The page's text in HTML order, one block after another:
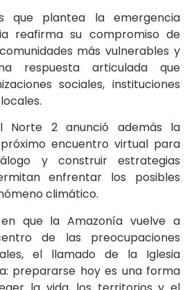
que plantea la emergencia
reafirma su compromiso de
más vulnerables y
respuesta articulada que
sociales, instituciones
Norte 2 anunció además la
encuentro virtual para
y construir estrategias
enfrentar los posibles
climático.
que la Amazonía vuelve a
de las preocupaciones
el llamado de la Iglesia
prepararse hoy es una forma